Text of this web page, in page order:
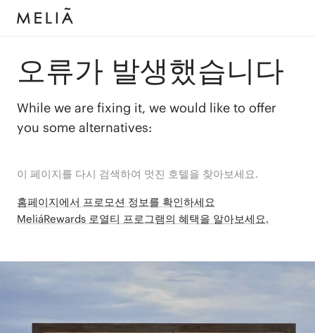
오류가 발생했습니다
While we are fixing it, we would like to offer
you some alternatives:
이 페이지를 다시 검색하여 멋진 호텔을 찾아보세요.
홈페이지에서 프로모션 정보를 확인하세요
MeliáRewards 로열티 프로그램의 혜택을 알아보세요.